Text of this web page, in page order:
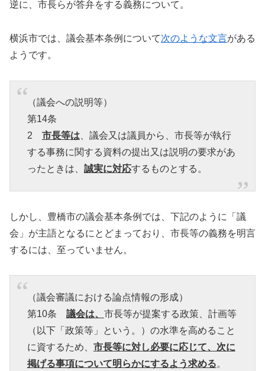
逆に、市長らが答弁をする義務について。
横浜市では、議会基本条例について次のような文言がある
ようです。
（議会への説明等）
第14条
2 市長等は、議会又は議員から、市長等が執行
する事務に関する資料の提出又は説明の要求があ
ったときは、 誠実に対応するものとする。
しかし、豊橋市の議会基本条例では、下記のように「議
会」が主語となるにとどまっており、市長等の義務を明言
するには、至っていません。
（議会審議における論点情報の形成）
第10条 議会は、 市長等が提案する政策、計画等
（以下「政策等」という。）の水準を高めること
に資するため、 市長等に対し必要に応じて、次に
掲げる事項について明らかにするよう求める。